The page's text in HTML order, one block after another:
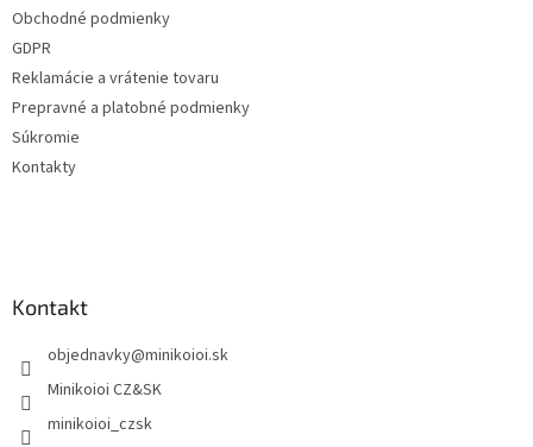
Obchodné podmienky
GDPR
Reklamácie a vrátenie tovaru
Prepravné a platobné podmienky
Súkromie
Kontakty
Kontakt
objednavky@minikoioi.sk
Minikoioi CZ&SK
minikoioi_czsk